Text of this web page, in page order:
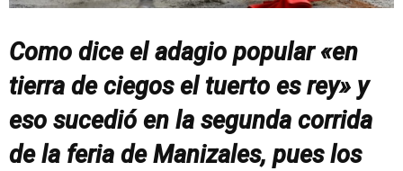
Como dice el adagio popular «en
tierra de ciegos el tuerto es rey» y
eso sucedió en la segunda corrida
de la feria de Manizales, pues los